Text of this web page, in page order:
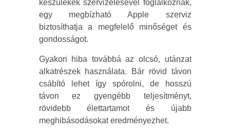
készülékek szervizelésével foglalkoznak,
egy megbízható Apple szerviz
biztosíthatja a megfelelő minőséget és
gondosságot.
Gyakori hiba továbbá az olcsó, utánzat
alkatrészek használata. Bár rövid távon
csábító lehet így spórolni, de hosszú
távon ez gyengébb teljesítményt,
rövidebb élettartamot és újabb
meghibásodásokat eredményezhet.